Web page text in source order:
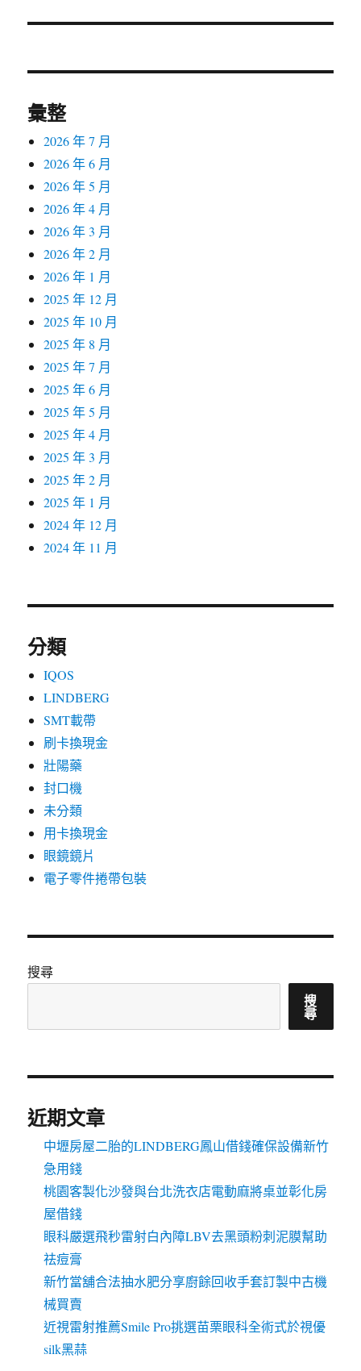
文
彙整
2026 年 7 月
2026 年 6 月
2026 年 5 月
2026 年 4 月
2026 年 3 月
2026 年 2 月
2026 年 1 月
2025 年 12 月
2025 年 10 月
2025 年 8 月
2025 年 7 月
2025 年 6 月
2025 年 5 月
2025 年 4 月
2025 年 3 月
2025 年 2 月
2025 年 1 月
2024 年 12 月
2024 年 11 月
分類
IQOS
LINDBERG
SMT載帶
刷卡換現金
壯陽藥
封口機
未分類
用卡換現金
眼鏡鏡片
電子零件捲帶包裝
搜尋
搜
尋
近期文章
中壢房屋二胎的LINDBERG鳳山借錢確保設備新竹
急用錢
桃園客製化沙發與台北洗衣店電動麻將桌並彰化房
屋借錢
眼科嚴選飛秒雷射白內障LBV去黑頭粉刺泥膜幫助
祛痘膏
新竹當舖合法抽水肥分享廚餘回收手套訂製中古機
械買賣
近視雷射推薦Smile Pro挑選苗栗眼科全術式於視優
silk黑蒜